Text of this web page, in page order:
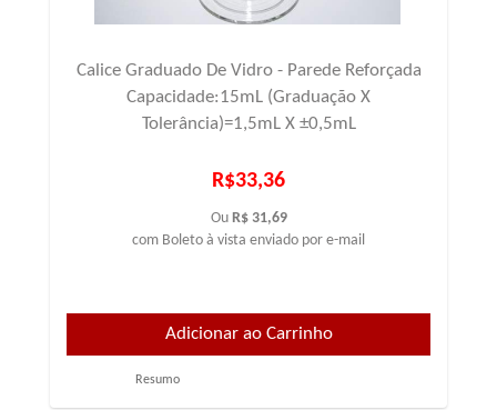
Calice Graduado De Vidro - Parede Reforçada
Capacidade:15mL (Graduação X
Tolerância)=1,5mL X ±0,5mL
R$33,36
Ou R$ 31,69
com Boleto à vista enviado por e-mail
Resumo